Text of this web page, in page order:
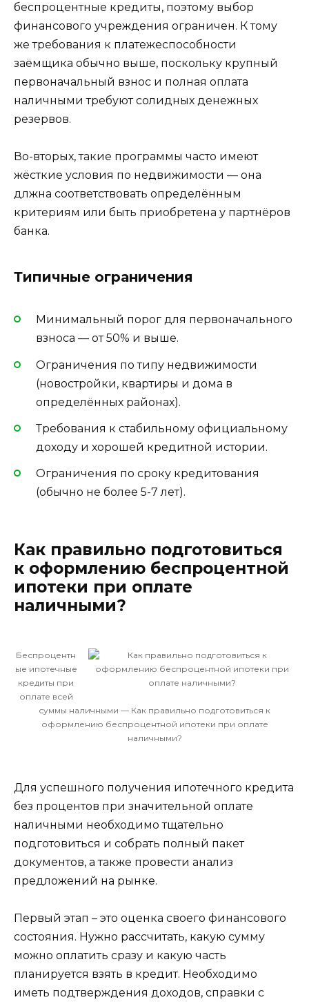
беспроцентные кредиты, поэтому выбор
финансового учреждения ограничен. К тому
же требования к платежеспособности
заёмщика обычно выше, поскольку крупный
первоначальный взнос и полная оплата
наличными требуют солидных денежных
резервов.
Во-вторых, такие программы часто имеют
жёсткие условия по недвижимости — она
длжна соответствовать определённым
критериям или быть приобретена у партнёров
банка.
Типичные ограничения
Минимальный порог для первоначального
взноса — от 50% и выше.
Ограничения по типу недвижимости
(новостройки, квартиры и дома в
определённых районах).
Требования к стабильному официальному
доходу и хорошей кредитной истории.
Ограничения по сроку кредитования
(обычно не более 5-7 лет).
Как правильно подготовиться
к оформлению беспроцентной
ипотеки при оплате
наличными?
Беспроцентн
ые ипотечные
кредиты при
оплате всей
суммы наличными — Как правильно подготовиться к
оформлению беспроцентной ипотеки при оплате
наличными?
Для успешного получения ипотечного кредита
без процентов при значительной оплате
наличными необходимо тщательно
подготовиться и собрать полный пакет
документов, а также провести анализ
предложений на рынке.
Первый этап – это оценка своего финансового
состояния. Нужно рассчитать, какую сумму
можно оплатить сразу и какую часть
планируется взять в кредит. Необходимо
иметь подтверждения доходов, справки с